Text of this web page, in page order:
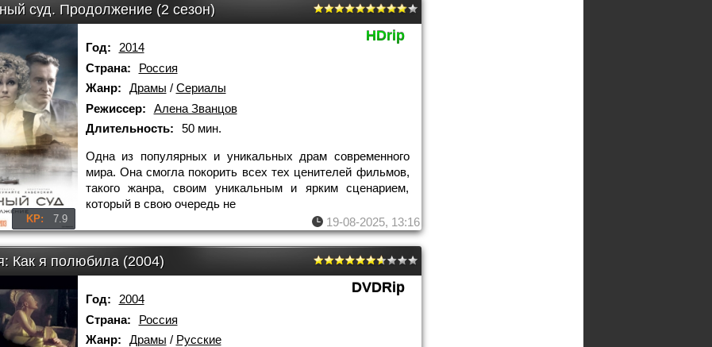
суд. Продолжение (2 сезон)
KP: 7.9
HDrip
Год:
2014
Страна:
Россия
Жанр:
Драмы / Сериалы
Режиссер:
Алена Званцов
Длительность:
50 мин.
Одна из популярных и уникальных драм современного
мира. Она смогла покорить всех тех ценителей фильмов,
такого жанра, своим уникальным и ярким сценарием,
который в свою очередь не
19-08-2025, 13:16
Как я полюбила (2004)
DVDRip
Год:
2004
Страна:
Россия
Жанр:
Драмы / Русские